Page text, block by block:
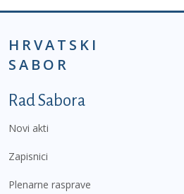
HRVATSKI
SABOR
Podnožje prvi izbornik
Rad Sabora
Novi akti
Zapisnici
Plenarne rasprave